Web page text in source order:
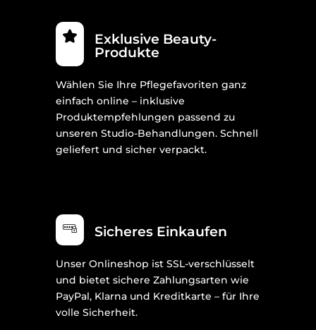
Exklusive Beauty-
Produkte
Wählen Sie Ihre Pflegefavoriten ganz
einfach online – inklusive
Produktempfehlungen passend zu
unseren Studio-Behandlungen. Schnell
geliefert und sicher verpackt.
Sicheres Einkaufen
Unser Onlineshop ist SSL-verschlüsselt
und bietet sichere Zahlungsarten wie
PayPal, Klarna und Kreditkarte – für Ihre
volle Sicherheit.